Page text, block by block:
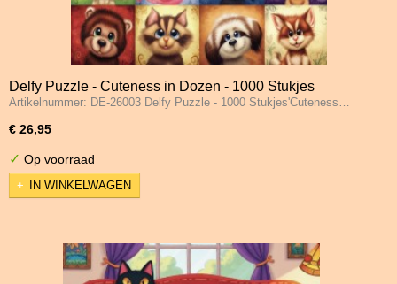
Delfy Puzzle - Cuteness in Dozen - 1000 Stukjes
Artikelnummer: DE-26003 Delfy Puzzle - 1000 Stukjes'Cuteness…
€ 26,95
✓ Op voorraad
IN WINKELWAGEN